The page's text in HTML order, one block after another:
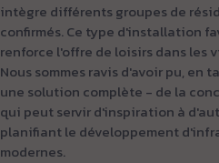
intègre différents groupes de
confirmés. Ce type d'installation
renforce l'offre de loisirs dans les
Nous sommes ravis d'avoir pu, en
une solution complète - de la
qui peut servir d'inspiration à
planifiant le développement
modernes.